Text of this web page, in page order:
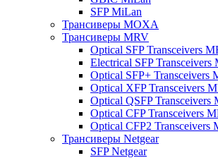
SFP MiLan
Трансиверы MOXA
Трансиверы MRV
Optical SFP Transceivers
Electrical SFP Transceivers
Optical SFP+ Transceivers
Optical XFP Transceivers
Optical QSFP Transceivers
Optical CFP Transceivers
Optical CFP2 Transceivers
Трансиверы Netgear
SFP Netgear